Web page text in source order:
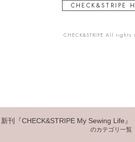
新刊『CHECK&STRIPE My Sewing Life
のカテゴリ一覧
CHECK&STRIPE
CHECK&STRIPE All rights